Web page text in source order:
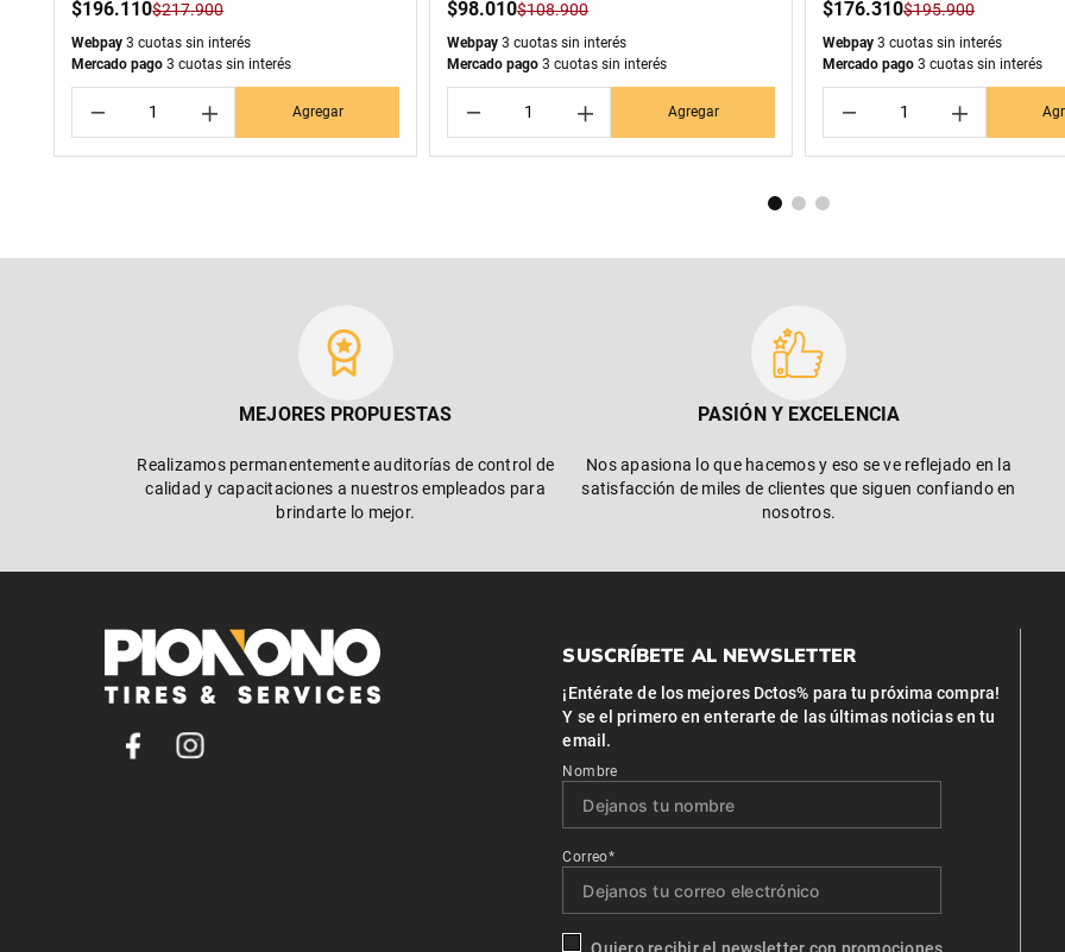
$196.110$217.900
Webpay 3 cuotas sin interés
Mercado pago 3 cuotas sin interés
＋
－ Agregar
$98.010$108.900
Webpay 3 cuotas sin interés
Mercado pago 3 cuotas sin interés
＋
－ Agregar
$176.310$195.900
Webpay 3 cuotas sin interés
Mercado pago 3 cuotas sin interés
＋
－
MEJORES PROPUESTAS
Realizamos permanentemente auditorías de control de
calidad y capacitaciones a nuestros empleados para
brindarte lo mejor.
PASIÓN Y EXCELENCIA
Nos apasiona lo que hacemos y eso se ve reflejado en la
satisfacción de miles de clientes que siguen confiando en
nosotros.
SUSCRÍBETE AL NEWSLETTER
¡Entérate de los mejores Dctos% para tu próxima compra!
Y se el primero en enterarte de las últimas noticias en tu
email.
Nombre
Correo*